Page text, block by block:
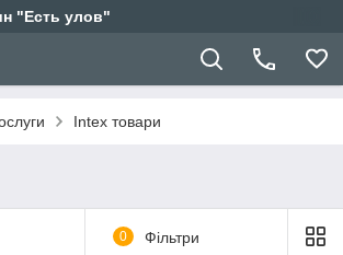
"Есть улов"
Intex товари
0 Фільтри